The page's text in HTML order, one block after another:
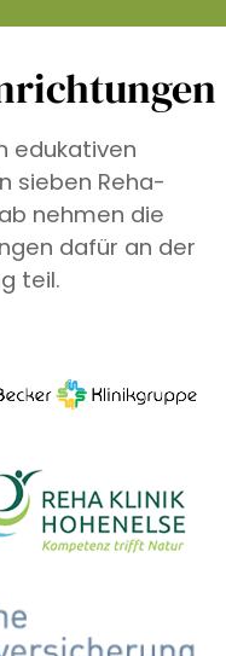
edukativen
sieben Reha-
nehmen die
dafür an der
teil.